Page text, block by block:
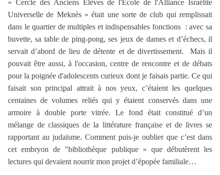
« Cercle des Anciens Elèves de l'Ecole de l'Alliance Israélite
Universelle de Meknès » était une sorte de club qui remplissait
dans le quartier de multiples et indispensables fonctions : avec sa
buvette, sa table de ping-pong, ses jeux de dames et d’échecs, il
servait d’abord de lieu de détente et de divertissement.
Mais il
pouvait être aussi, à l'occasion, centre de rencontre et de débats
pour la poignée d'adolescents curieux dont je faisais partie. Ce qui
faisait son principal attrait à nos yeux, c’étaient les quelques
centaines de volumes reliés qui y étaient conservés dans une
armoire à double porte vitrée. Le fond était constitué d’un
mélange de classiques de la littérature française et de livres se
rapportant au judaïsme. Comment puis-je oublier que c’est dans
cet embryon de "bibliothèque publique » que débutèrent les
lectures qui devaient nourrir mon projet d’épopée familiale…